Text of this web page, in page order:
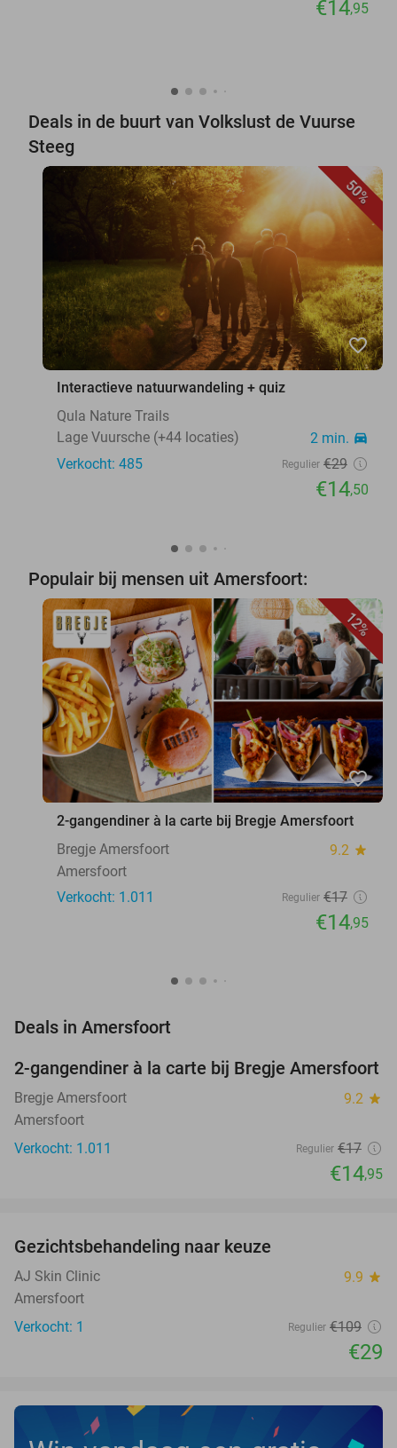
€14,95
Deals in de buurt van Volkslust de Vuurse
Steeg
50%
favorite_border
Interactieve natuurwandeling + quiz
Qula Nature Trails
Lage Vuursche (+44 locaties)
2 min. directions_car
Verkocht: 485 Regulier €29
€14,50
Populair bij mensen uit Amersfoort:
12%
favorite_border
2-gangendiner à la carte bij Bregje Amersfoort
Bregje Amersfoort
9.2 star
Amersfoort
Verkocht: 1.011
Regulier €17
€14,95
Deals in Amersfoort
12%
2-gangendiner à la carte bij Bregje Amersfoort
Bregje Amersfoort 9.2 star
Amersfoort
Verkocht: 1.011
Regulier €17
€14,95
TODAY
Gezichtsbehandeling naar keuze
AJ Skin Clinic 9.9 star
Amersfoort
Verkocht: 1
Regulier €109
€29